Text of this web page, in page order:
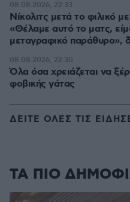
Νίκολιτς μετά το φιλικό
«Θέλαμε αυτό το ματς,
μεταγραφικό παράθυρο»,
08.08.2026, 22:33
Όλα όσα χρειάζεται να
φοβικής γάτας
08.08.2026, 22:30
ΔΕΙΤΕ ΟΛΕΣ ΤΙΣ
ΤΑ ΠΙΟ